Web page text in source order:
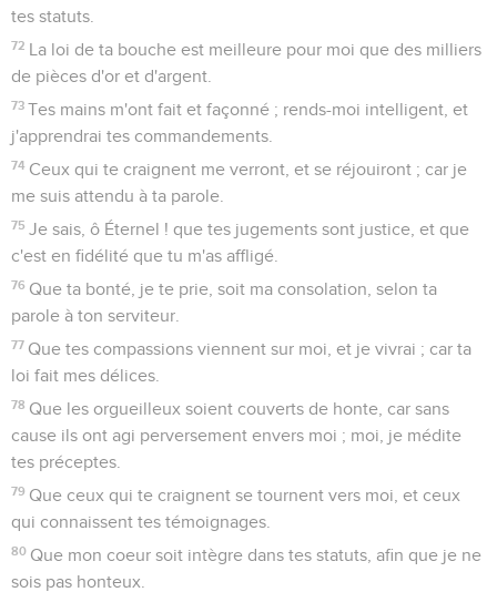
tes statuts.
72 La loi de ta bouche est meilleure pour moi que des milliers
de pièces d'or et d'argent.
73 Tes mains m'ont fait et façonné ; rends-moi intelligent, et
j'apprendrai tes commandements.
74 Ceux qui te craignent me verront, et se réjouiront ; car je
me suis attendu à ta parole.
75 Je sais, ô Éternel ! que tes jugements sont justice, et que
c'est en fidélité que tu m'as affligé.
76 Que ta bonté, je te prie, soit ma consolation, selon ta
parole à ton serviteur.
77 Que tes compassions viennent sur moi, et je vivrai ; car ta
loi fait mes délices.
78 Que les orgueilleux soient couverts de honte, car sans
cause ils ont agi perversement envers moi ; moi, je médite
tes préceptes.
79 Que ceux qui te craignent se tournent vers moi, et ceux
qui connaissent tes témoignages.
80 Que mon coeur soit intègre dans tes statuts, afin que je ne
sois pas honteux.